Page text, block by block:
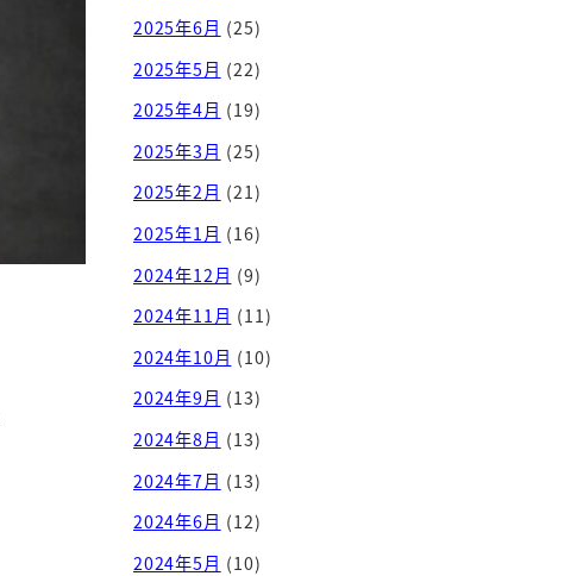
2025年6月 (25)
2025年5月 (22)
2025年4月 (19)
2025年3月 (25)
2025年2月 (21)
2025年1月 (16)
2024年12月 (9)
2024年11月 (11)
2024年10月 (10)
2024年9月 (13)
2024年8月 (13)
2024年7月 (13)
2024年6月 (12)
2024年5月 (10)